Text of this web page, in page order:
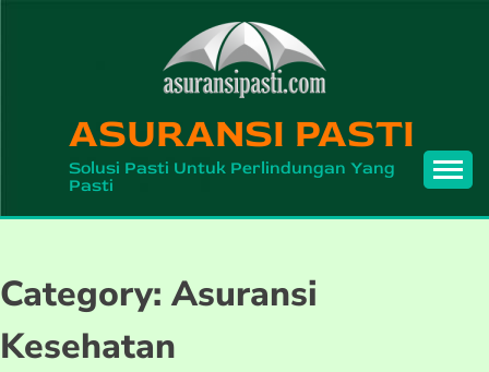
ASURANSI PASTI
Solusi Pasti Untuk Perlindungan Yang
Pasti
Category: Asuransi
Kesehatan